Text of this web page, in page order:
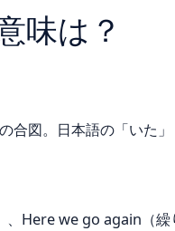
味は？
合図。日本語の「いた
Here we go again（繰